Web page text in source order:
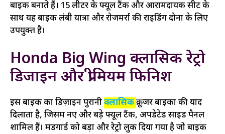
बाइक बनाते हैं। 15 लीटर के फ्यूल टैंक और आरामदायक सीट के
साथ यह बाइक लंबी यात्रा और रोजमर्रा की राइडिंग दोनों के लिए
उपयुक्त है।
Honda Big Wing क्लासिक रेट्रो
डिजाइन और प्रीमियम फिनिश
इस बाइक का डिज़ाइन पुरानीक्लासिकक्रूजर बाइकों की याद
दिलाता है, जिसमें नए और बड़े फ्यूल टैंक, अपडेटेड साइड पैनल
शामिल हैं। मडगार्ड को बड़ा और रेट्रो लुक दिया गया है जो बाइक